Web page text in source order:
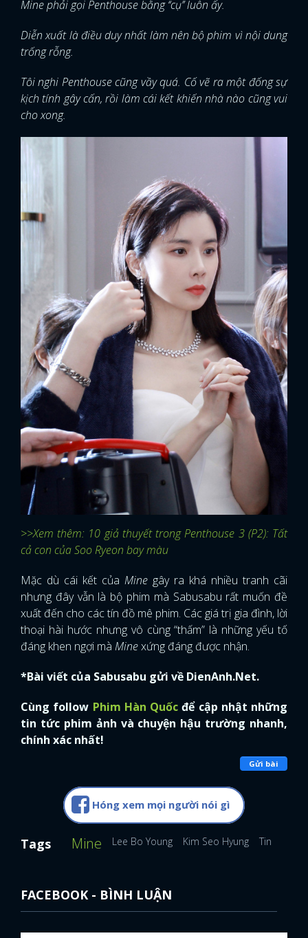
Mine phải gọi Penthouse bằng ‘‘cụ’’ luôn ấy.
Diễn xuất là điều duy nhất làm nên bộ phim vì nội dung
trống rỗng.
Tôi nghi Penthouse cũng vầy quá. Cố vẽ ra một đống sự
kịch tính gây cấn, rồi làm cái kết khiến nhà nào cũng vui
cho xong.
>>Xem thêm: 10 giả thuyết trong Penthouse 3 (P2): Tất
cả con của Soo Ryeon bay màu
Mặc dù cái kết của Mine gây ra khá nhiều tranh cãi
nhưng đây vẫn là bộ phim mà Sabusabu rất muốn đề
xuất đến cho các tín đồ mê phim. Các giá trị gia đình, lời
thoại hài hước nhưng vô cùng “thấm” là những yếu tố
đáng khen ngợi mà Minexứng đáng được nhận.
*Bài viết của Sabusabu gửi về DienAnh.Net.
Cùng follow Phim Hàn Quốcđể cập nhật những
tin tức phim ảnh và chuyện hậu trường nhanh,
chính xác nhất!
Gửi bài
Hóng xem mọi người nói gì
Tags Mine Lee Bo Young Kim Seo Hyung Tin tức
FACEBOOK - BÌNH LUẬN